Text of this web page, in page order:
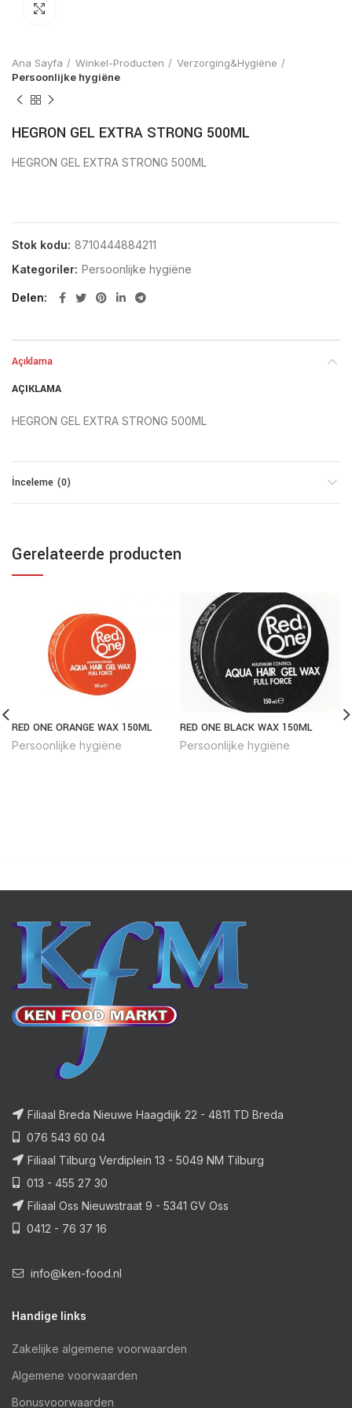
Ana Sayfa Winkel-Producten
Verzorging&Hygiëne
Persoonlijke hygiëne
HEGRON GEL EXTRA STRONG 500ML
HEGRON GEL EXTRA STRONG 500ML
Stok kodu: 8710444884211
Kategoriler: Persoonlijke hygiëne
Delen
Açıklama
AÇIKLAMA
HEGRON GEL EXTRA STRONG 500ML
İnceleme (0)
Gerelateerde producten
RED ONE ORANGE WAX 150ML
Persoonlijke hygiëne
RED ONE BLACK WAX 150ML
Persoonlijke hygiëne
Filiaal Breda Nieuwe Haagdijk 22 - 4811 TD Breda
076 543 60 04
Filiaal Tilburg Verdiplein 13 - 5049 NM Tilburg
013 - 455 27 30
Filiaal Oss Nieuwstraat 9 - 5341 GV Oss
0412 - 76 37 16
info@ken-food.nl
Handige links
Zakelijke algemene voorwaarden
Algemene voorwaarden
Bonusvoorwaarden